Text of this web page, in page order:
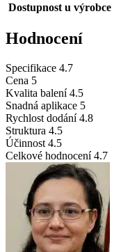
Dostupnost u výrobce
Hodnocení
Specifikace 4.7
Cena 5
Kvalita balení 4.5
Snadná aplikace 5
Rychlost dodání 4.8
Struktura 4.5
Účinnost 4.5
Celkové hodnocení 4.7